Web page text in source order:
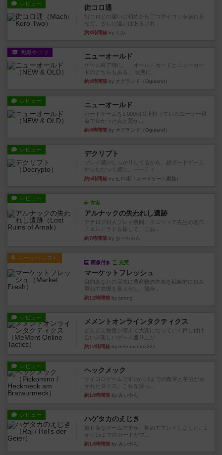
レビュー 街コロ通
街コロとの違いは初めから二つサイコロを振れる
など、少しの違いはあるけれ...
約3時間前 by くみ
戦略やコツ ニューオールド
ゲーム終了時に、「オールドカードとニューカー
ドのどちらもある」 状態に...
約4時間前 by オグランド（Oguland）
レビュー ニューオールド
ボードゲームを1,000個以上持っているユーザー視
点で良かった点と悪か...
約4時間前 by オグランド（Oguland）
レビュー デクリプト
プレイ感がしっかりしてるから、超ボードゲーム
やったなって感じ。パーティ...
約5時間前 by ヒロ(新！ボードゲーム家族)
レビュー
充実
アルナックの失われし遺跡
アナログ対人プレイ数回。クニツィア先生の名作
「エルドラドを探して」にあ...
約7時間前 by おーちゃん
ルール/インスト
画像付き 充実
マーケットフレッシュ
目的あなたの店先に農産物の木箱を戦略的に積み
重ねて在庫を最大化し、競合...
約12時間前 by jurong
レビュー メメントオンラインタクティクス
どんどん物量が増えて大変になっていく押し付け
合いが楽しいゲーム盛り上が...
約12時間前 by nekomanma222
レビュー ヘックメック
サイコロゲームです1から5までの数字と芋虫がか
かれたダイス。これを振っ...
約14時間前 by みいやん
レビュー ハゲタカのえじき
超有名なゲームですが、初めてプレイしました。1
から15までのカードがプ...
約14時間前 by みいやん